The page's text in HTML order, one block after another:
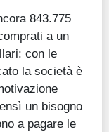
843.775
a un
con le
la società è
un bisogno
a pagare le